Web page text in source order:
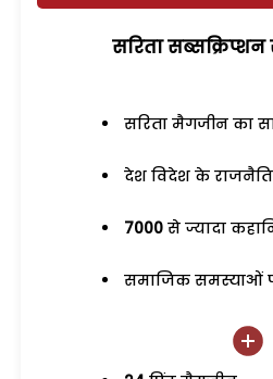
सरिता
सरिता मैगजीन का
देश विदेश के
7000 से ज्यादा
समाजिक समस्याओं